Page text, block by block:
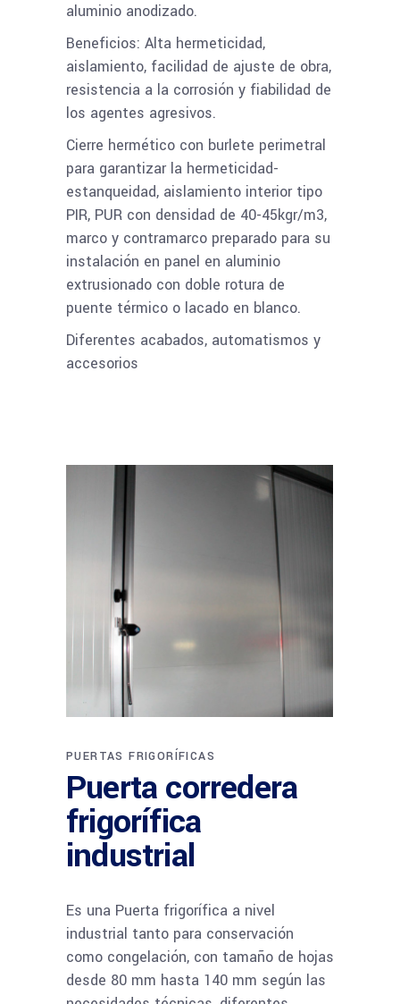
aluminio anodizado.
Beneficios: Alta hermeticidad,
aislamiento, facilidad de ajuste de obra,
resistencia a la corrosión y fiabilidad de
los agentes agresivos.
Cierre hermético con burlete perimetral
para garantizar la hermeticidad-
estanqueidad, aislamiento interior tipo
PIR, PUR con densidad de 40-45kgr/m3,
marco y contramarco preparado para su
instalación en panel en aluminio
extrusionado con doble rotura de
puente térmico o lacado en blanco.
Diferentes acabados, automatismos y
accesorios
PUERTAS FRIGORÍFICAS
Puerta corredera
frigorífica
industrial
Es una Puerta frigorífica a nivel
industrial tanto para conservación
como congelación, con tamaño de hojas
desde 80 mm hasta 140 mm según las